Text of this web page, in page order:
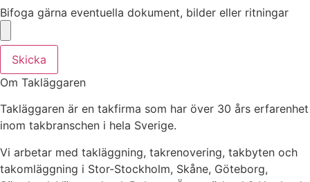
Bifoga gärna eventuella dokument, bilder eller ritningar
Skicka
Om Takläggaren
Takläggaren är en takfirma som har över 30 års erfarenhet
inom takbranschen i hela Sverige.
Vi arbetar med takläggning, takrenovering, takbyten och
takomläggning i Stor-Stockholm, Skåne, Göteborg,